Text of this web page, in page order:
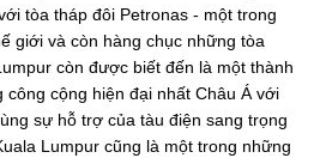
tòa tháp đôi Petronas - một trong
giới và còn hàng chục những tòa
còn được biết đến là một thành
công cộng hiện đại nhất Châu Á với
sự hỗ trợ của tàu điện sang trọng
Lumpur cũng là một trong những